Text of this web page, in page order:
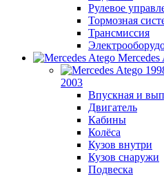
Рулевое
Тормозная
Трансмиссия
Mercedes
2003
Впускная и
Двигатель
Кабины
Колёса
Кузов внутри
Кузов снаружи
Подвеска